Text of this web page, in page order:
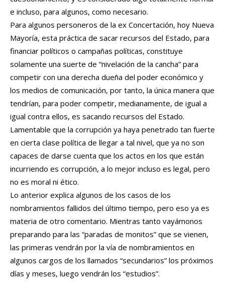
e incluso, para algunos, como necesario.
Para algunos personeros de la ex Concertación, hoy Nueva
Mayoría, esta práctica de sacar recursos del Estado, para
financiar políticos o campañas políticas, constituye
solamente una suerte de “nivelación de la cancha” para
competir con una derecha dueña del poder económico y
los medios de comunicación, por tanto, la única manera que
tendrían, para poder competir, medianamente, de igual a
igual contra ellos, es sacando recursos del Estado.
Lamentable que la corrupción ya haya penetrado tan fuerte
en cierta clase política de llegar a tal nivel, que ya no son
capaces de darse cuenta que los actos en los que están
incurriendo es corrupción, a lo mejor incluso es legal, pero
no es moral ni ético.
Lo anterior explica algunos de los casos de los
nombramientos fallidos del último tiempo, pero eso ya es
materia de otro comentario. Mientras tanto vayámonos
preparando para las “paradas de monitos” que se vienen,
las primeras vendrán por la vía de nombramientos en
algunos cargos de los llamados “secundarios” los próximos
días y meses, luego vendrán los “estudios”.